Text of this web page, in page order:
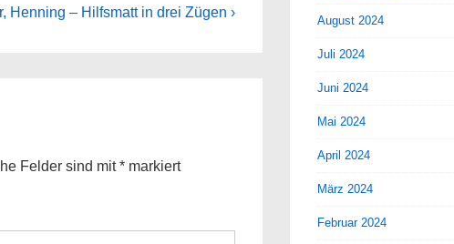
Henning – Hilfsmatt in drei Zügen ›
Felder sind mit* markiert
August 2024
Juli 2024
Juni 2024
Mai 2024
April 2024
März 2024
Februar 2024